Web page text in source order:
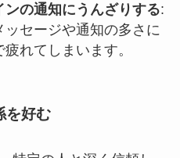
の通知にうんざりする:
セージや通知の多さに
れてしまいます。
を好む